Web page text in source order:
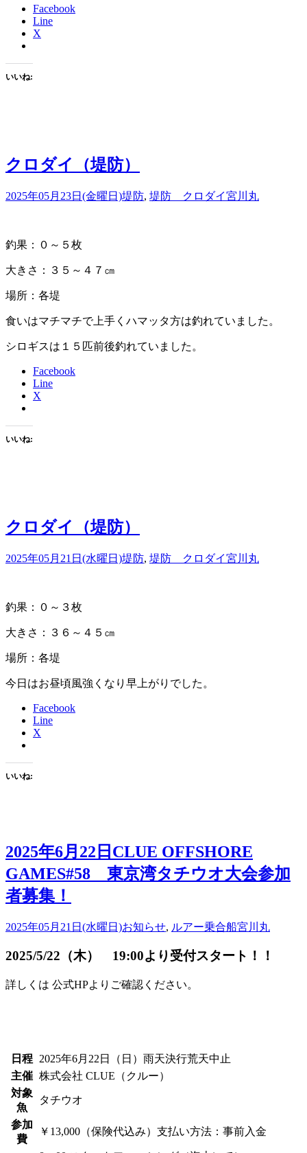
Facebook
Line
X
いいね:
クロダイ（堤防）
2025年05月23日(金曜日)堤防, 堤防 クロダイ宮川丸
釣果：０～５枚
大きさ：３５～４７㎝
場所：各堤
食いはマチマチで上手くハマッタ方は釣れていました。
シロギスは１５匹前後釣れていました。
Facebook
Line
X
いいね:
クロダイ（堤防）
2025年05月21日(水曜日)堤防, 堤防 クロダイ宮川丸
釣果：０～３枚
大きさ：３６～４５㎝
場所：各堤
今日はお昼頃風強くなり早上がりでした。
Facebook
Line
X
いいね:
2025年6月22日CLUE OFFSHORE
GAMES#58 東京湾タチウオ大会参加
者募集！
2025年05月21日(水曜日)お知らせ, ルアー乗合船宮川丸
2025/5/22（木） 19:00より受付スタート！！
詳しくは 公式HPよりご確認ください。
日程 2025年6月22日（日）雨天決行荒天中止
主催 株式会社 CLUE（クルー）
対象
魚
タチウオ
参加
費
￥13,000（保険代込み）支払い方法：事前入金